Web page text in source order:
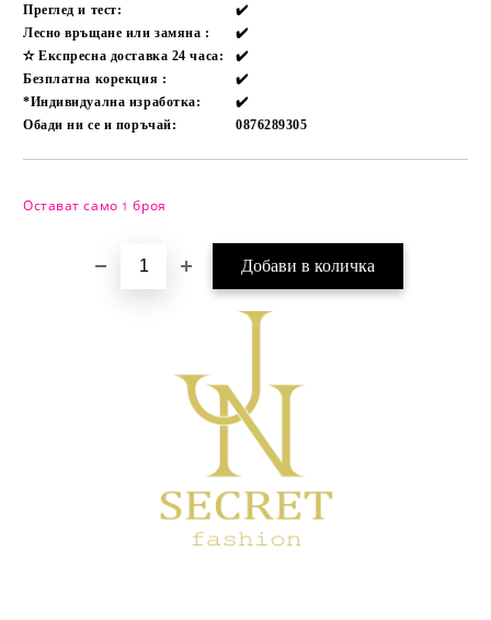
Преглед и тест:
✔️
Лесно връщане или замяна :
✔️
✫ Експресна доставка 24 часа:
✔️
Безплатна корекция :
✔️
*Индивидуална изработка:
✔️
Обади ни се и поръчай:
0876289305
Остават само 1 броя